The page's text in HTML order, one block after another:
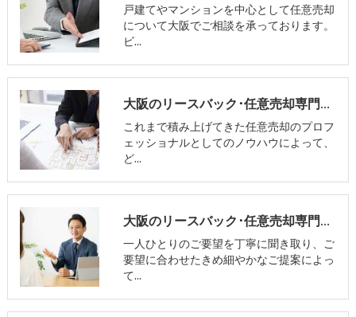
戸建てやマンションを中心として任意売却
について大阪でご相談を承っております。
ビ…
大阪のリースバック･任意売却専門相談室の評判
これまで積み上げてきた任意売却のプロフ
ェッショナルとしてのノウハウによって、
ど…
大阪のリースバック･任意売却専門相談室のお客様の声
一人ひとりのご要望を丁寧に聞き取り、ご
要望に合わせたきめ細やかなご提案によっ
て…